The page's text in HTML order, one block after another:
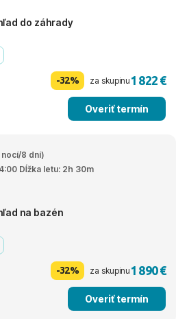
do záhrady
-32% za skupinu1 822 €
Overiť termín
nocí/8 dní)
Dĺžka letu: 2h 30m
na bazén
-32% za skupinu1 890 €
Overiť termín